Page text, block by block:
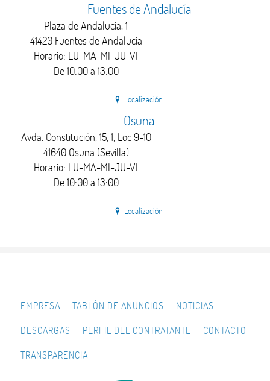
Fuentes de Andalucía
Plaza de Andalucía, 1
41420 Fuentes de Andalucía
Horario: LU-MA-MI-JU-VI
De 10:00 a 13:00
Localización
Osuna
Avda. Constitución, 15, 1, Loc 9-10
41640 Osuna (Sevilla)
Horario: LU-MA-MI-JU-VI
De 10:00 a 13:00
Localización
EMPRESA TABLÓN DE ANUNCIOS NOTICIAS
DESCARGAS PERFIL DEL CONTRATANTE CONTACTO
TRANSPARENCIA